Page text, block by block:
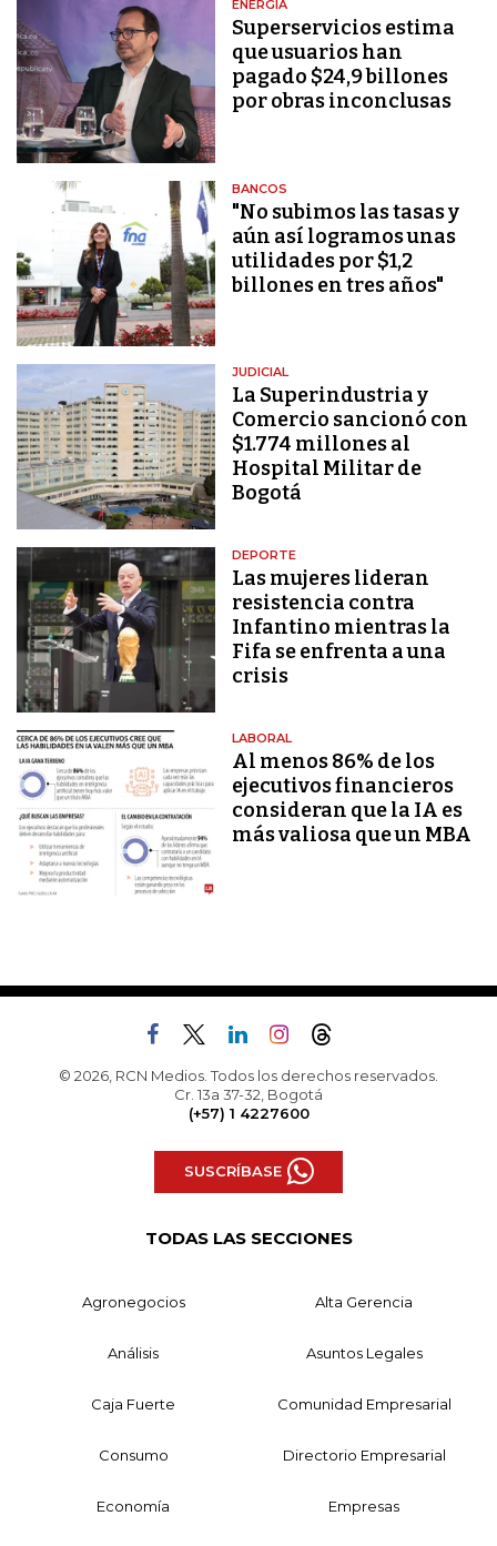
ENERGÍA
Superservicios estima
que usuarios han
pagado $24,9 billones
por obras inconclusas
BANCOS
"No subimos las tasas y
aún así logramos unas
utilidades por $1,2
billones en tres años"
JUDICIAL
La Superindustria y
Comercio sancionó con
$1.774 millones al
Hospital Militar de
Bogotá
DEPORTE
Las mujeres lideran
resistencia contra
Infantino mientras la
Fifa se enfrenta a una
crisis
LABORAL
Al menos 86% de los
ejecutivos financieros
consideran que la IA es
más valiosa que un MBA
© 2026, RCN Medios. Todos los derechos reservados.
Cr. 13a 37-32, Bogotá
(+57) 1 4227600
SUSCRÍBASE
TODAS LAS SECCIONES
Agronegocios Alta Gerencia
Análisis Asuntos Legales
Caja Fuerte Comunidad Empresarial
Consumo Directorio Empresarial
Economía Empresas